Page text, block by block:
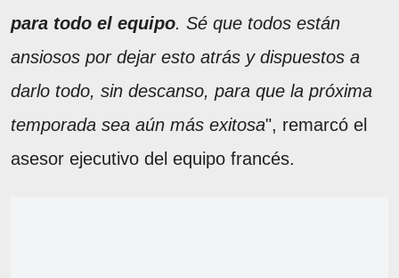
para todo el equipo. Sé que todos están
ansiosos por dejar esto atrás y dispuestos a
darlo todo, sin descanso, para que la próxima
temporada sea aún más exitosa", remarcó el
asesor ejecutivo del equipo francés.